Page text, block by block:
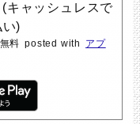
キャッシュレスで
い)
無料 posted with
アプ